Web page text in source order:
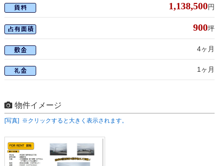
1,138,500円
900坪
4ヶ月
1ヶ月
物件イメージ
[写真] ※クリックすると大きく表示されます。